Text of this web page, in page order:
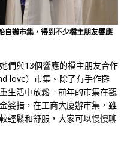
辦市集，得到不少檔主朋友響應
們與13個響應的檔主朋友合作
love）市集。除了有手作攤
生活中放鬆。前年的市集在觀
婆指，在工商大廈辦市集，雖
輕鬆和舒服，大家可以慢慢聊